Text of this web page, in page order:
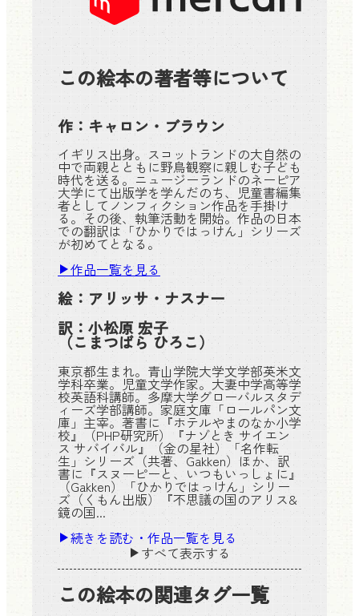
この絵本の著者等について
作： キャロン・ブラウン
イギリス出身。スコットランドの大自然の
中で両親とともに野鳥観察に親しむ子ども
時代を送る。ニュージーランドのネーピア
大学にて出版学を学んだのち、児童書編集
者としてノンフィクション作品を手掛け
る。その後、執筆活動を開始。作品の日本
での翻訳は「ひかりではっけん」シリーズ
が初めてとなる。
作品一覧を見る
絵：アリッサ・ナスナー
訳： 小松原 宏子
（こまつばら ひろこ）
東京都生まれ。青山学院大学文学部英米文
学科卒業。児童文学作家。大妻中学高等学
校英語科講師。多摩大学グローバルスタデ
ィーズ学部講師。家庭文庫「ロールパン文
庫」主宰。著書に『ホテルやまのなか小学
校』（PHP研究所）『ナゾとき サイエン
ス サバイバル』（金の星社）「名作転
生」シリーズ（共著、Gakken）ほか、訳
書に『スヌーピーと、いつもいっしょに』
（Gakken）「ひかりではっけん」シリー
ズ（くもん出版）『不思議の国のアリス&
鏡の国...
続きを読む・作品一覧を見る
すべて表示する
この絵本の関連タグ一覧